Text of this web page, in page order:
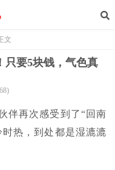
文
只要5块钱，气色真
伴再次感受到了“回南
热，到处都是湿漉漉